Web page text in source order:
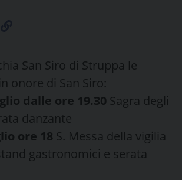
San Siro di Struppa le
onore di San Siro:
dalle ore 19.30 Sagra degli
danzante
ore 18 S. Messa della vigilia
gastronomici e serata